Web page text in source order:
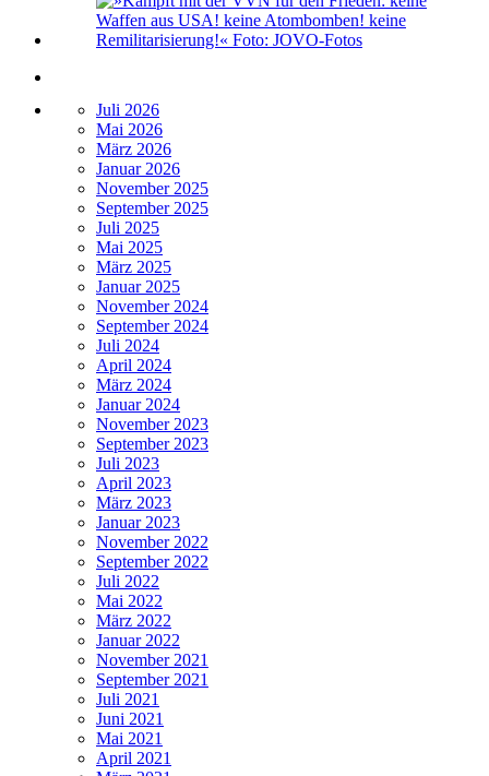
Juli 2026
Mai 2026
März 2026
Januar 2026
November 2025
September 2025
Juli 2025
Mai 2025
März 2025
Januar 2025
November 2024
September 2024
Juli 2024
April 2024
März 2024
Januar 2024
November 2023
September 2023
Juli 2023
April 2023
März 2023
Januar 2023
November 2022
September 2022
Juli 2022
Mai 2022
März 2022
Januar 2022
November 2021
September 2021
Juli 2021
Juni 2021
Mai 2021
April 2021